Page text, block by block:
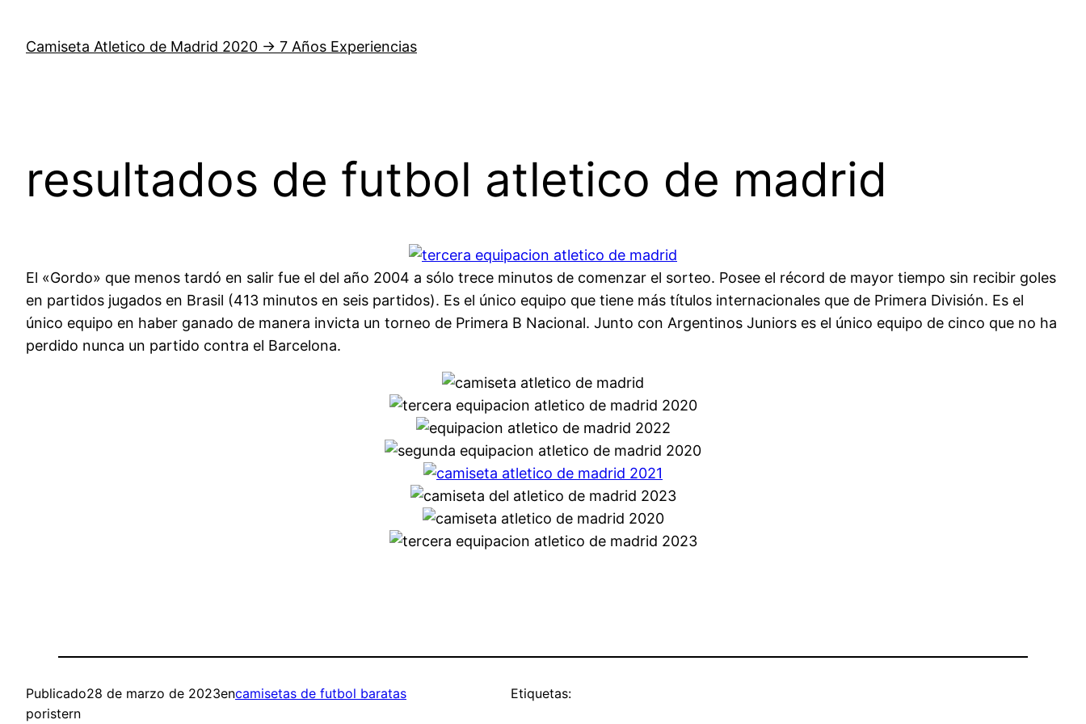
contenido
Camiseta Atletico de Madrid 2020 → 7 Años Experiencias
resultados de futbol atletico de madrid
El «Gordo» que menos tardó en salir fue el del año 2004 a sólo trece minutos de comenzar el sorteo. Posee el récord de mayor tiempo sin recibir goles
en partidos jugados en Brasil (413 minutos en seis partidos). Es el único equipo que tiene más títulos internacionales que de Primera División. Es el
único equipo en haber ganado de manera invicta un torneo de Primera B Nacional. Junto con Argentinos Juniors es el único equipo de cinco que no ha
perdido nunca un partido contra el Barcelona.
Publicado28 de marzo de 2023encamisetas de futbol baratas
poristern
Etiquetas: